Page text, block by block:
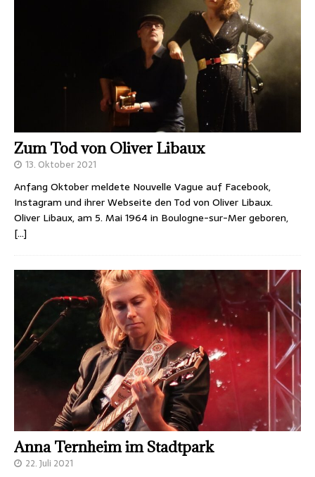
Zum Tod von Oliver Libaux
13. Oktober 2021
Anfang Oktober meldete Nouvelle Vague auf Facebook,
Instagram und ihrer Webseite den Tod von Oliver Libaux.
Oliver Libaux, am 5. Mai 1964 in Boulogne-sur-Mer geboren,
[…]
Anna Ternheim im Stadtpark
22. Juli 2021